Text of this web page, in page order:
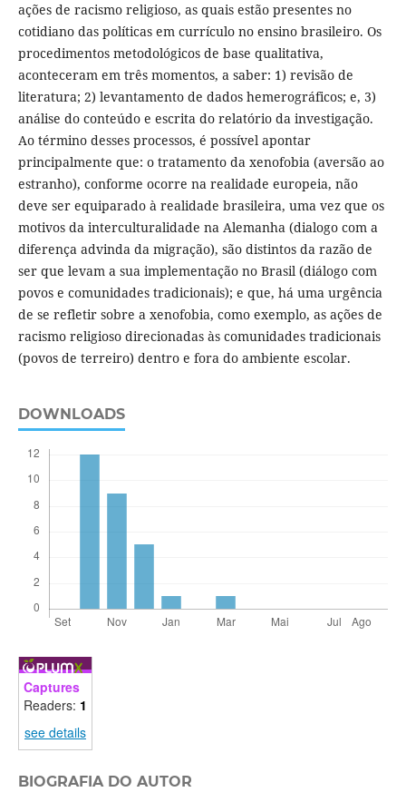
ações de racismo religioso, as quais estão presentes no
cotidiano das políticas em currículo no ensino brasileiro. Os
procedimentos metodológicos de base qualitativa,
aconteceram em três momentos, a saber: 1) revisão de
literatura; 2) levantamento de dados hemerográficos; e, 3)
análise do conteúdo e escrita do relatório da investigação.
Ao término desses processos, é possível apontar
principalmente que: o tratamento da xenofobia (aversão ao
estranho), conforme ocorre na realidade europeia, não
deve ser equiparado à realidade brasileira, uma vez que os
motivos da interculturalidade na Alemanha (dialogo com a
diferença advinda da migração), são distintos da razão de
ser que levam a sua implementação no Brasil (diálogo com
povos e comunidades tradicionais); e que, há uma urgência
de se refletir sobre a xenofobia, como exemplo, as ações de
racismo religioso direcionadas às comunidades tradicionais
(povos de terreiro) dentro e fora do ambiente escolar.
DOWNLOADS
Captures
Readers: 1
see details
BIOGRAFIA DO AUTOR